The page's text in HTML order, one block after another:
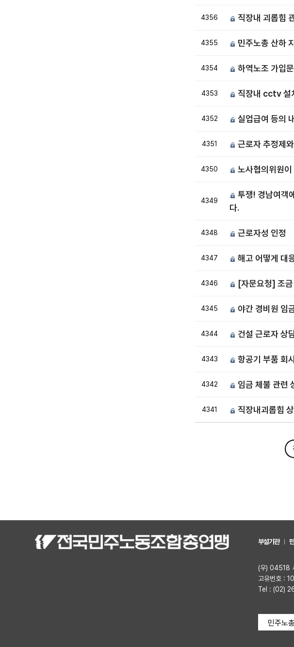
4356 직장내 괴롭힘
4355 민주노총 산하
4354 하역노조 가입문
4353 직장내 cctv 설
4352 실업급여 등의
4351 근로자 추정제
4350 노사협의위원
4349
투쟁! 경남여객
다.
4348 근로자성 인정
4347 해고 어떻게 대
4346 [자문요청] 조
4345 야간 경비원 임
4344 건설 근로자 상
4343 항공기 부품 회
4342 임금 체불 관련
4341 직장내괴롭힘
부설기관
(우) 04518
고유번호 :
Tel : (02)
민주노